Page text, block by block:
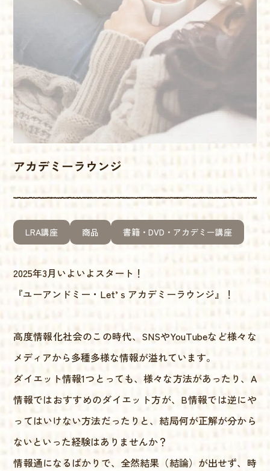
アカデミーラウンジ
LRA講座 商品 書籍・DVD・アカデミー講座
2025年3月いよいよスタート！
『ユーアンドミー・Let’ｓアカデミーラウンジ』！
高度情報化社会のこの時代、SNSやYouTubeなど様々な
メディアから多種多様な情報が溢れています。
ダイエット情報1つとっても、様々な方法があったり、A
情報ではおすすめのダイエット方が、B情報では逆にや
ってはいけない方法だったりと、結局何が正解が分から
ないといった経験はありませんか？
情報通になるばかりで、全然結果（結論）が出せず、時